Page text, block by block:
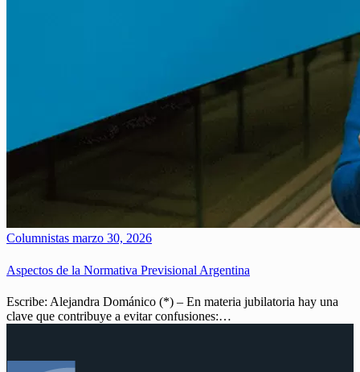
Columnistas marzo 30, 2026
Aspectos de la Normativa Previsional Argentina
Escribe: Alejandra Dománico (*) – En materia jubilatoria hay una
clave que contribuye a evitar confusiones:…